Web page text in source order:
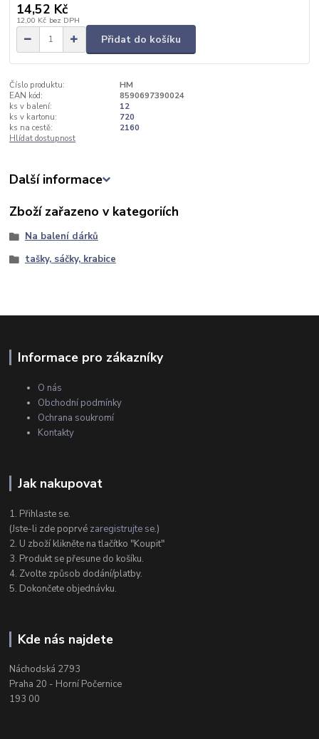
14,52 Kč
12,00 Kč bez DPH
Přidat do košíku
Číslo produktu:
HM
EAN kód:
8590697390024
ks v balení:
12
ks v kartonu:
720
ks na cestě:
2160
Hlídat dostupnost
Další informace
Zboží zařazeno v kategoriích
Na balení dárků
tašky, sáčky, krabice
Informace pro zákazníky
O nás
Obchodní podmínky
Ochrana soukromí
Kontakty
Jak nakupovat
1. Přihlaste se.
(Jste-li zde poprvé zaregistrujte se.)
2. U zboží klikněte na tlačítko "Koupit"
3. Produkt se přesune do košíku.
4. Zvolte způsob dodání/platby.
5. Dokončete objednávku.
Kde nás najdete
Náchodská 2793
Praha 20 - Horní Počernice
193 00